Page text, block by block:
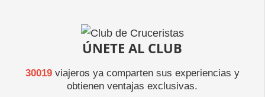
ÚNETE AL CLUB
30019viajeros ya comparten sus experiencias y
obtienen ventajas exclusivas.